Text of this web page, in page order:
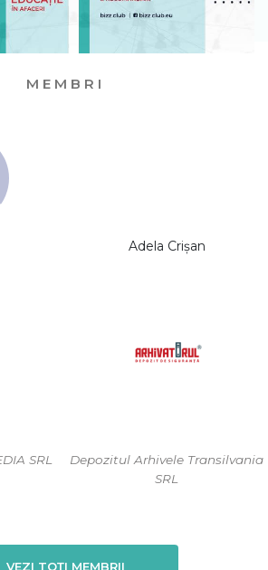
MEMBRI
SRL
Adela Crișan
Depozitul Arhivele Transilvania
SRL
VEZI TOȚI MEMBRII